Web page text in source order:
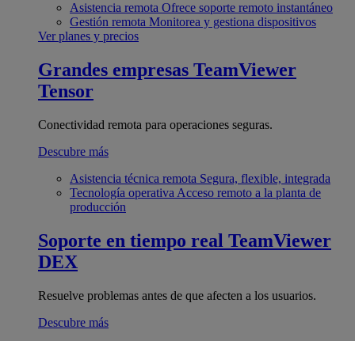
Asistencia remota Ofrece soporte remoto instantáneo
Gestión remota Monitorea y gestiona dispositivos
Ver planes y precios
Grandes empresas TeamViewer
Tensor
Conectividad remota para operaciones seguras.
Descubre más
Asistencia técnica remota Segura, flexible, integrada
Tecnología operativa Acceso remoto a la planta de
producción
Soporte en tiempo real TeamViewer
DEX
Resuelve problemas antes de que afecten a los usuarios.
Descubre más